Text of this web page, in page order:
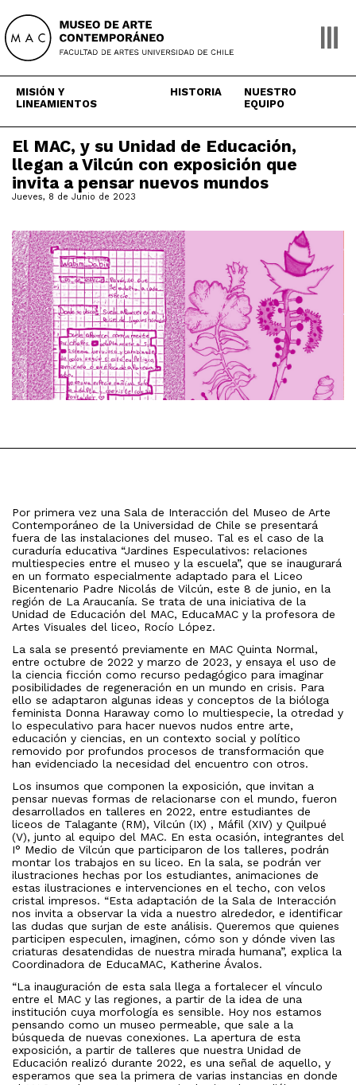
content
MISIÓN Y
LINEAMIENTOS
HISTORIA
NUESTRO
EQUIPO
El MAC, y su Unidad de Educación,
llegan a Vilcún con exposición que
invita a pensar nuevos mundos
Jueves, 8 de Junio de 2023
Por primera vez una Sala de Interacción del Museo de Arte
Contemporáneo de la Universidad de Chile se presentará
fuera de las instalaciones del museo. Tal es el caso de la
curaduría educativa “Jardines Especulativos: relaciones
multiespecies entre el museo y la escuela”, que se inaugurará
en un formato especialmente adaptado para el Liceo
Bicentenario Padre Nicolás de Vilcún, este 8 de junio, en la
región de La Araucanía. Se trata de una iniciativa de la
Unidad de Educación del MAC, EducaMAC y la profesora de
Artes Visuales del liceo, Rocío López.
La sala se presentó previamente en MAC Quinta Normal,
entre octubre de 2022 y marzo de 2023, y ensaya el uso de
la ciencia ficción como recurso pedagógico para imaginar
posibilidades de regeneración en un mundo en crisis. Para
ello se adaptaron algunas ideas y conceptos de la bióloga
feminista Donna Haraway como lo multiespecie, la otredad y
lo especulativo para hacer nuevos nudos entre arte,
educación y ciencias, en un contexto social y político
removido por profundos procesos de transformación que
han evidenciado la necesidad del encuentro con otros.
Los insumos que componen la exposición, que invitan a
pensar nuevas formas de relacionarse con el mundo, fueron
desarrollados en talleres en 2022, entre estudiantes de
liceos de Talagante (RM), Vilcún (IX) , Máfil (XIV) y Quilpué
(V), junto al equipo del MAC. En esta ocasión, integrantes del
I° Medio de Vilcún que participaron de los talleres, podrán
montar los trabajos en su liceo. En la sala, se podrán ver
ilustraciones hechas por los estudiantes, animaciones de
estas ilustraciones e intervenciones en el techo, con velos
cristal impresos. “Esta adaptación de la Sala de Interacción
nos invita a observar la vida a nuestro alrededor, e identificar
las dudas que surjan de este análisis. Queremos que quienes
participen especulen, imaginen, cómo son y dónde viven las
criaturas desatendidas de nuestra mirada humana”, explica la
Coordinadora de EducaMAC, Katherine Ávalos.
“La inauguración de esta sala llega a fortalecer el vínculo
entre el MAC y las regiones, a partir de la idea de una
institución cuya morfología es sensible. Hoy nos estamos
pensando como un museo permeable, que sale a la
búsqueda de nuevas conexiones. La apertura de esta
exposición, a partir de talleres que nuestra Unidad de
Educación realizó durante 2022, es una señal de aquello, y
esperamos que sea la primera de varias instancias en donde